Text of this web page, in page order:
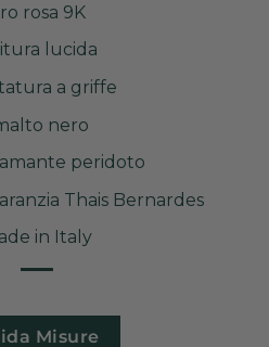
rosa 9K
lucida
a griffe
nero
peridoto
Thais Bernardes
in Italy
Misure